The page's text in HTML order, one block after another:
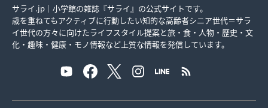
サライ.jp｜小学館の雑誌『サライ』の公式サイトです。
歳を重ねてもアクティブに行動したい知的な高齢者シニア世代＝サラ
イ世代の方々に向けたライフスタイル提案と旅・食・人物・歴史・文
化・趣味・健康・モノ情報など上質な情報を発信しています。